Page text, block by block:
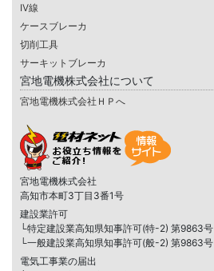
IV線
ケースブレーカ
切削工具
サーキットブレーカ
宮地電機株式会社について
宮地電機株式会社ＨＰへ
宮地電機株式会社
高知市本町3丁目3番1号
建設業許可
└特定建設業高知県知事許可(特-2) 第9863号
└一般建設業高知県知事許可(般-2) 第9863号
電気工事業の届出